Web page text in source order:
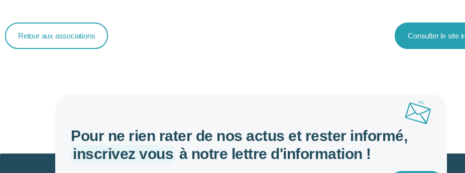
Retour aux associations Consulter le site
Pour ne rien rater de nos actus et rester informé,
inscrivez vous à notre lettre d'information !